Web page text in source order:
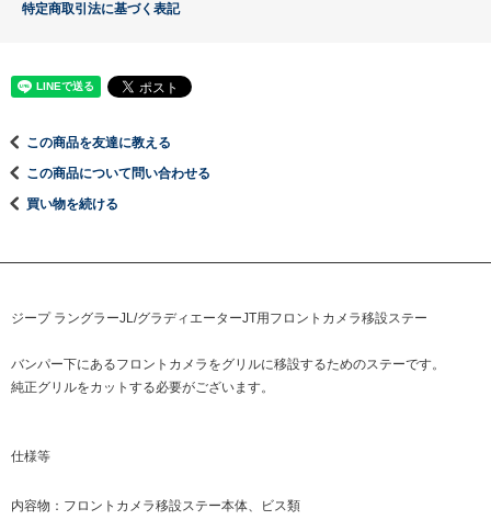
特定商取引法に基づく表記
この商品を友達に教える
この商品について問い合わせる
買い物を続ける
ジープ ラングラーJL/グラディエーターJT用フロントカメラ移設ステー
バンパー下にあるフロントカメラをグリルに移設するためのステーです。
純正グリルをカットする必要がございます。
仕様等
内容物：フロントカメラ移設ステー本体、ビス類